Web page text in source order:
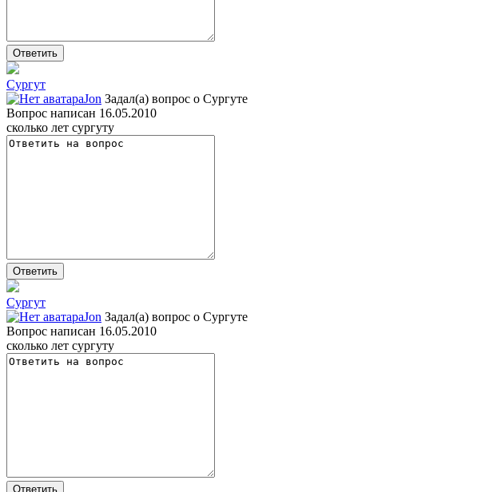
Сургут
Jon Задал(а) вопрос о Сургуте
Вопрос написан 16.05.2010
cколько лет сургуту
Сургут
Jon Задал(а) вопрос о Сургуте
Вопрос написан 16.05.2010
cколько лет сургуту